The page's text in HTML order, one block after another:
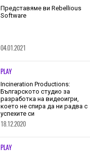
Представяме ви Rebellious
Software
04.01.2021
PLAY
Incineration Productions:
Българското студио за
разработка на видеоигри,
което не спира да ни радва с
успехите си
18.12.2020
PLAY